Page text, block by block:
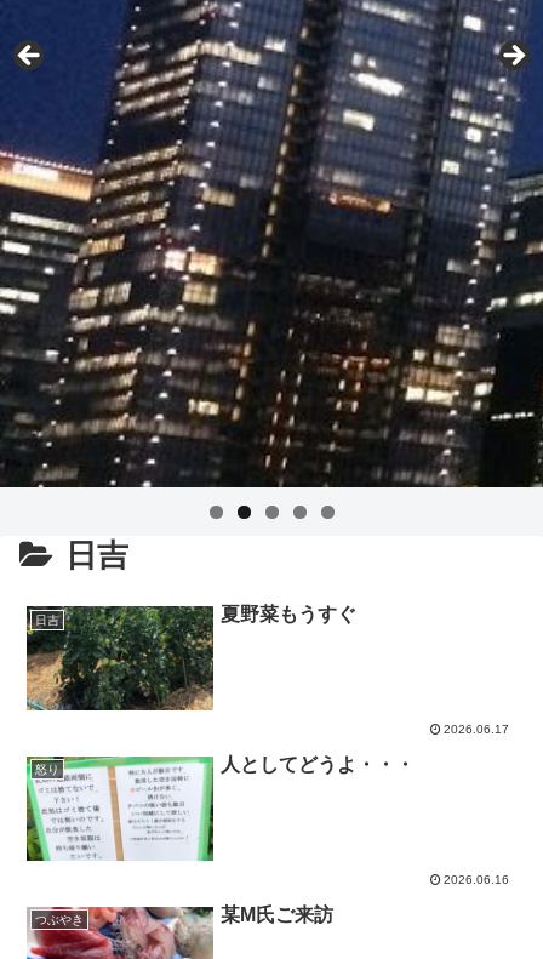
日吉
日吉 夏野菜もうすぐ
2026.06.17
怒り 人としてどうよ・・・
2026.06.16
つぶやき 某M氏ご来訪